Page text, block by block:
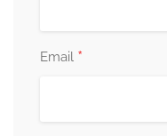
Email *